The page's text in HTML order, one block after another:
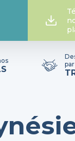
par